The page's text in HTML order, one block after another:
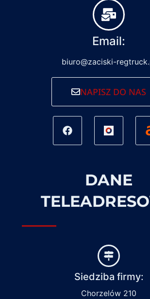
Email:
biuro@zaciski-
NAPISZ DO NAS
DANE
Siedziba firmy:
Chorzelów 210